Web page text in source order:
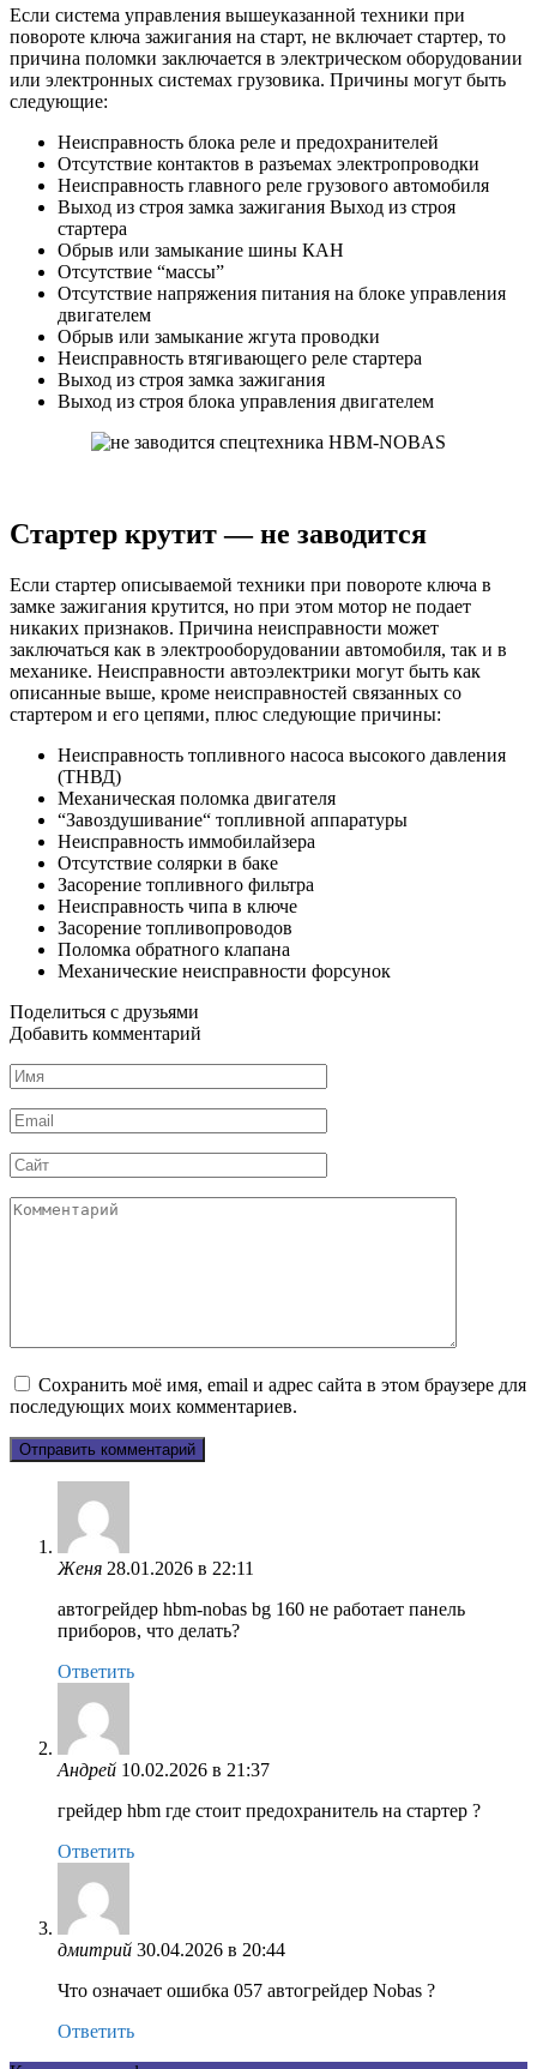
Если система управления вышеуказанной техники при
повороте ключа зажигания на старт, не включает стартер, то
причина поломки заключается в электрическом оборудовании
или электронных системах грузовика. Причины могут быть
следующие:
Неисправность блока реле и предохранителей
Отсутствие контактов в разъемах электропроводки
Неисправность главного реле грузового автомобиля
Выход из строя замка зажигания Выход из строя
стартера
Обрыв или замыкание шины КАН
Отсутствие “массы”
Отсутствие напряжения питания на блоке управления
двигателем
Обрыв или замыкание жгута проводки
Неисправность втягивающего реле стартера
Выход из строя замка зажигания
Выход из строя блока управления двигателем
Стартер крутит — не заводится
Если стартер описываемой техники при повороте ключа в
замке зажигания крутится, но при этом мотор не подает
никаких признаков. Причина неисправности может
заключаться как в электрооборудовании автомобиля, так и в
механике. Неисправности автоэлектрики могут быть как
описанные выше, кроме неисправностей связанных со
стартером и его цепями, плюс следующие причины:
Неисправность топливного насоса высокого давления
(ТНВД)
Механическая поломка двигателя
“Завоздушивание“ топливной аппаратуры
Неисправность иммобилайзера
Отсутствие солярки в баке
Засорение топливного фильтра
Неисправность чипа в ключе
Засорение топливопроводов
Поломка обратного клапана
Механические неисправности форсунок
Поделиться с друзьями
Добавить комментарий
Имя
*
Email
*
Сайт
Комментарий
Сохранить моё имя, email и адрес сайта в этом браузере для
последующих моих комментариев.
Женя 28.01.2026 в 22:11
автогрейдер hbm-nobas bg 160 не работает панель
приборов, что делать?
Ответить
Андрей 10.02.2026 в 21:37
грейдер hbm где стоит предохранитель на стартер ?
Ответить
дмитрий 30.04.2026 в 20:44
Что означает ошибка 057 автогрейдер Nobas ?
Ответить